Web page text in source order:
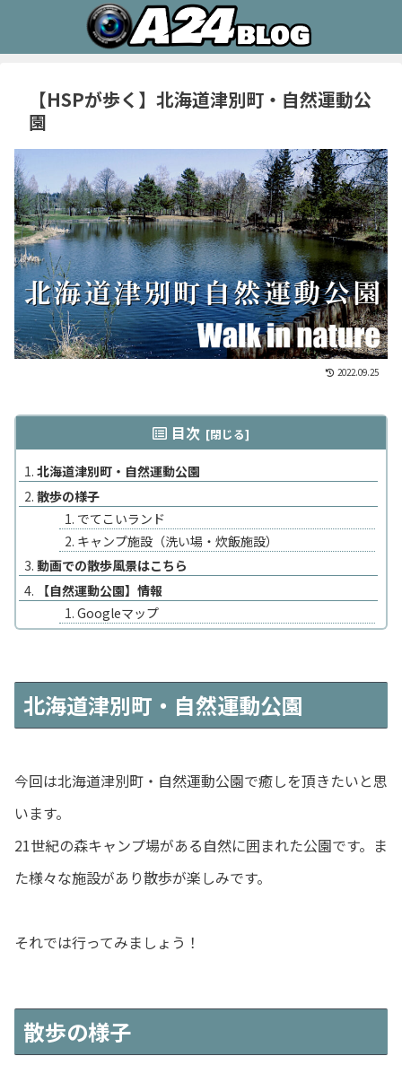
【HSPが歩く】北海道津別町・自然運動公
園
2022.09.25
目次
北海道津別町・自然運動公園
散歩の様子
でてこいランド
キャンプ施設（洗い場・炊飯施設）
動画での散歩風景はこちら
【自然運動公園】情報
Googleマップ
北海道津別町・自然運動公園
今回は北海道津別町・自然運動公園で癒しを頂きたいと思
います。
21世紀の森キャンプ場がある自然に囲まれた公園です。ま
た様々な施設があり散歩が楽しみです。
それでは行ってみましょう！
散歩の様子